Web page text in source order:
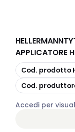
APPLICATORE
copia
Cod. prodotto
copia
Cod.
Accedi per